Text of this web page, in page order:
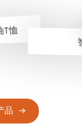
T恤
品